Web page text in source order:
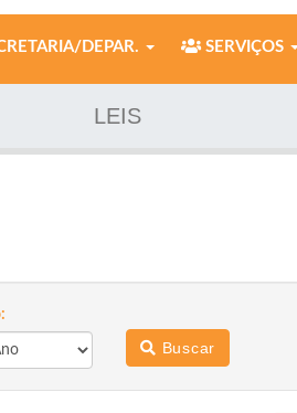
DEPAR. SERVIÇOS
LEIS
Buscar